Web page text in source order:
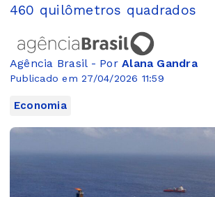
460 quilômetros quadrados
Agência Brasil - PorAlana Gandra
Publicado em 27/04/2026 11:59
Economia